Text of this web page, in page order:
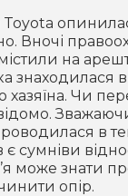
Вночі
на
знаходилася
хазяїна. Чи
в
є сумніви
може знати
опір.